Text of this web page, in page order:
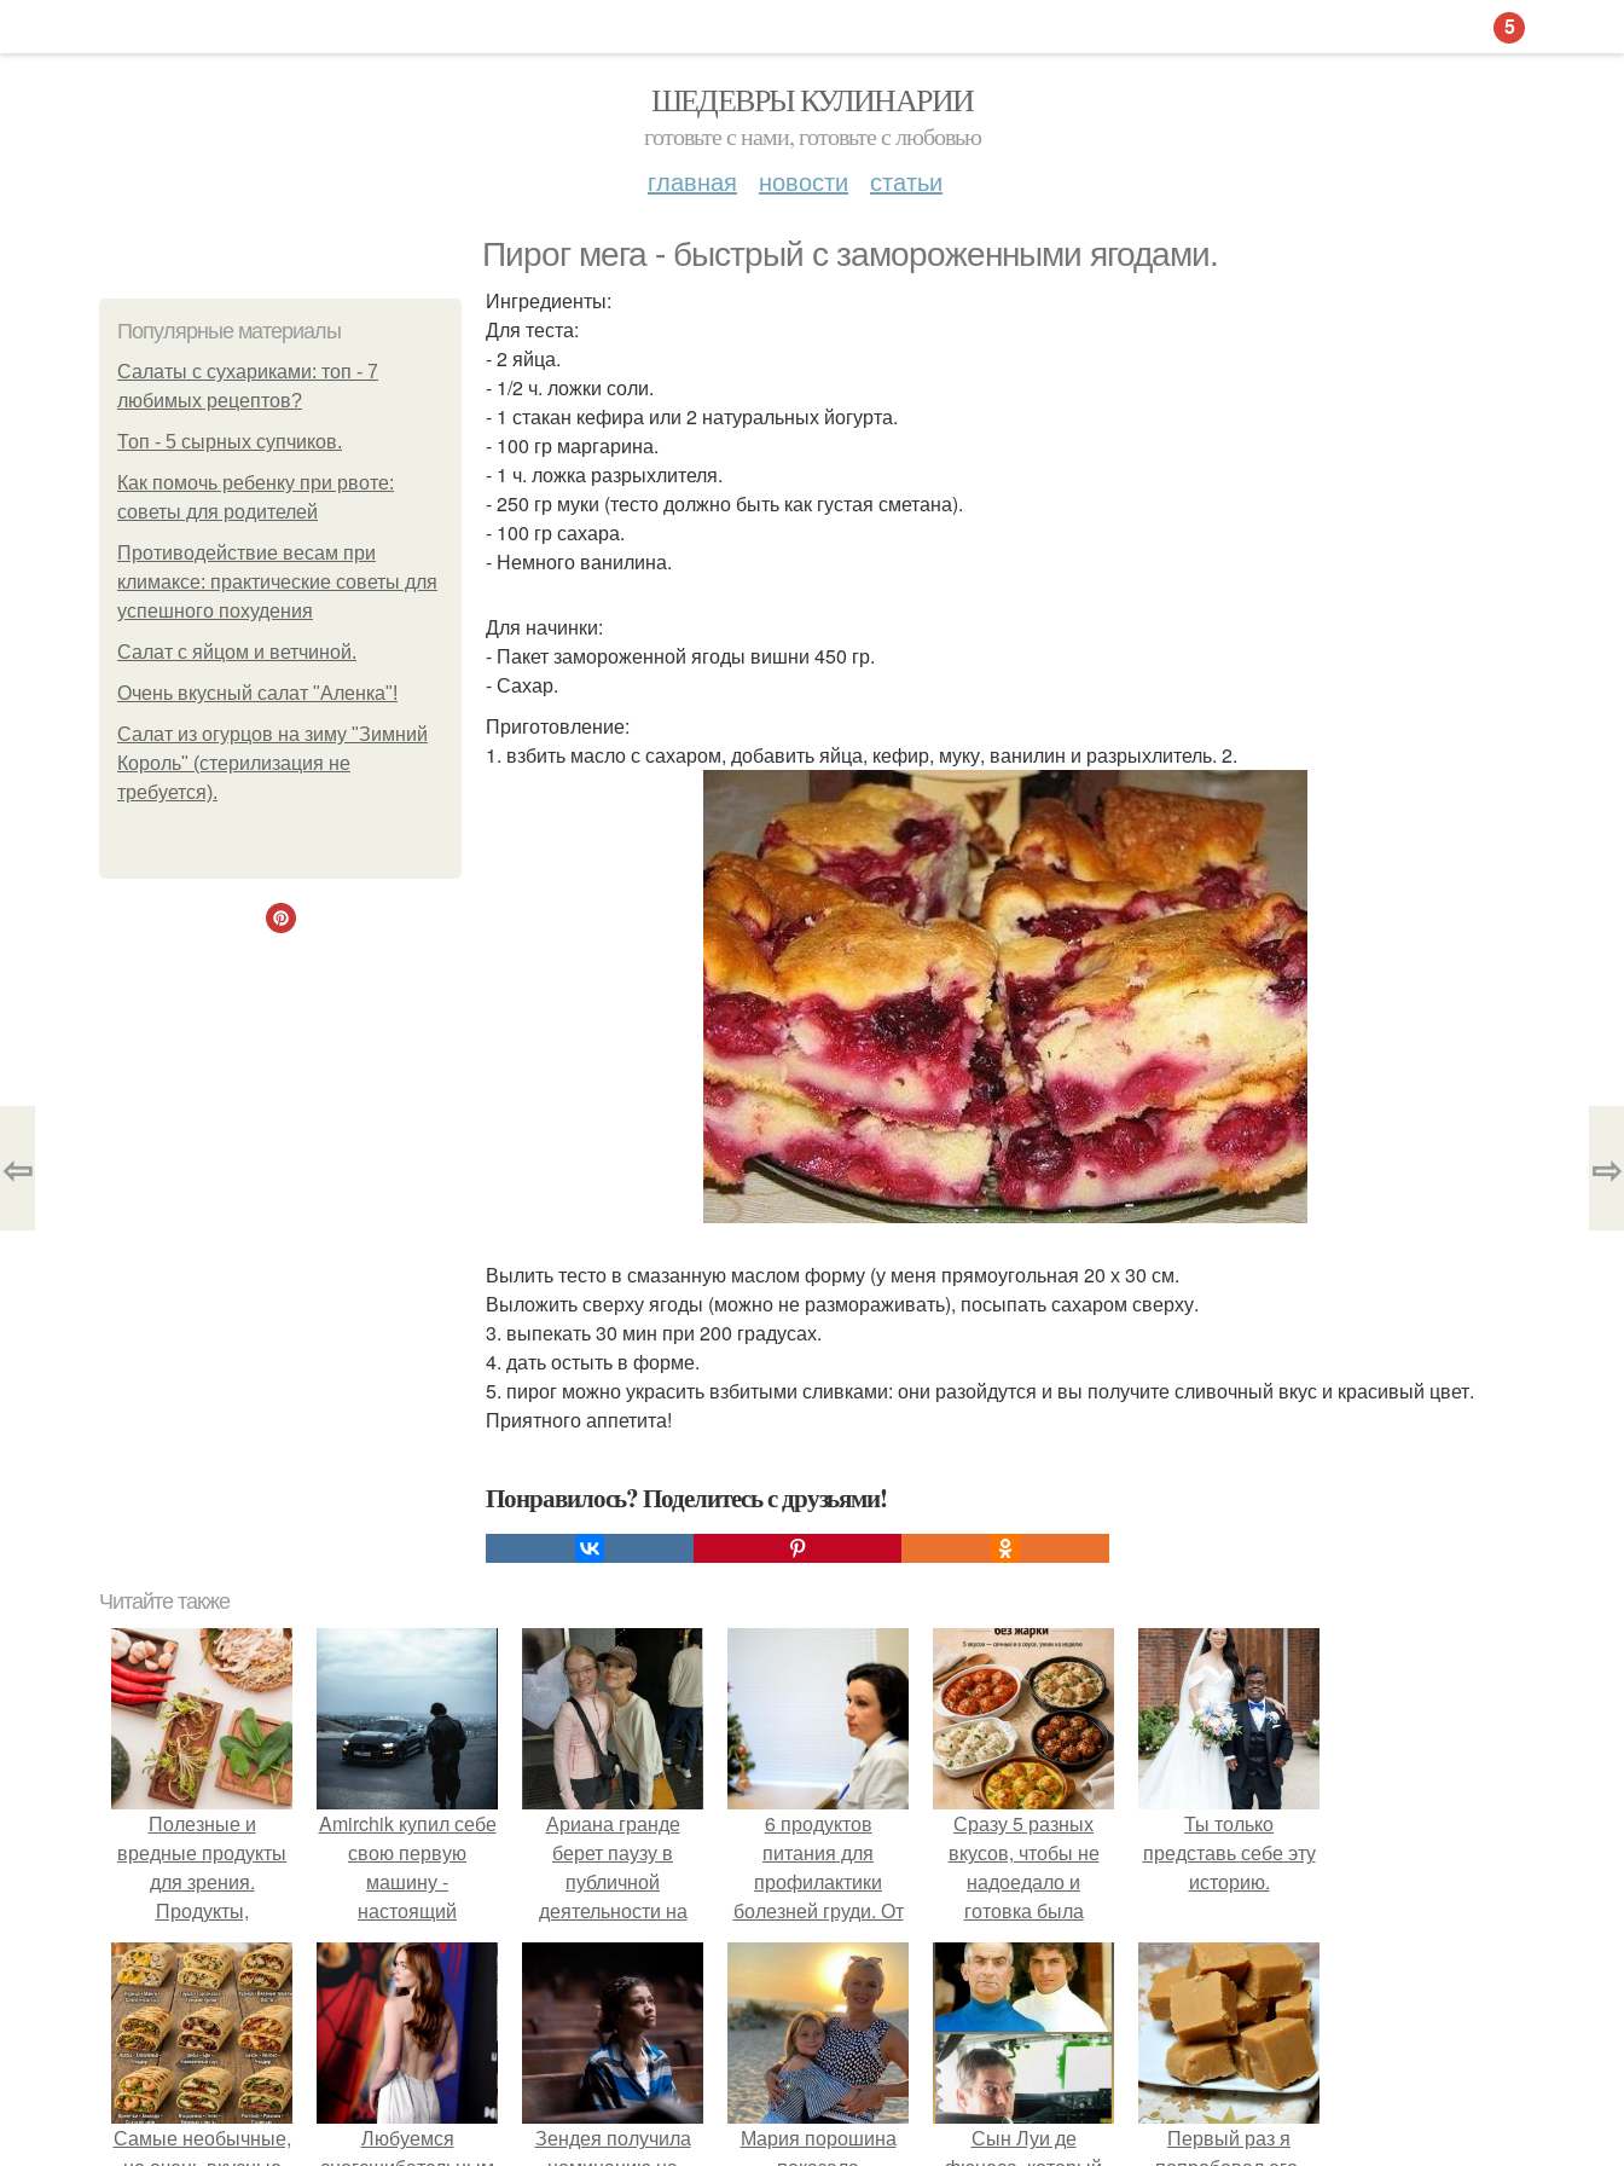
ШЕДЕВРЫ КУЛИНАРИИ
готовьте с нами, готовьте с любовью
главная новости статьи
Пирог мега - быстрый с замороженными ягодами.
Популярные материалы
Салаты с сухариками: топ - 7
любимых рецептов?
Топ - 5 сырных супчиков.
Как помочь ребенку при рвоте:
советы для родителей
Противодействие весам при
климаксе: практические советы для
успешного похудения
Салат с яйцом и ветчиной.
Очень вкусный салат "Аленка"!
Салат из огурцов на зиму "Зимний
Король" (стерилизация не
требуется).
Ингредиенты:
Для теста:
- 2 яйца.
- 1/2 ч. ложки соли.
- 1 стакан кефира или 2 натуральных йогурта.
- 100 гр маргарина.
- 1 ч. ложка разрыхлителя.
- 250 гр муки (тесто должно быть как густая сметана).
- 100 гр сахара.
- Немного ванилина.
Для начинки:
- Пакет замороженной ягоды вишни 450 гр.
- Сахар.
Приготовление:
1. взбить масло с сахаром, добавить яйца, кефир, муку, ванилин и разрыхлитель. 2.
Вылить тесто в смазанную маслом форму (у меня прямоугольная 20 х 30 см.
Выложить сверху ягоды (можно не размораживать), посыпать сахаром сверху.
3. выпекать 30 мин при 200 градусах.
4. дать остыть в форме.
5. пирог можно украсить взбитыми сливками: они разойдутся и вы получите сливочный вкус и красивый цвет.
Приятного аппетита!
Понравилось? Поделитесь с друзьями!
⇦ ⇨
Читайте также
Полезные и
вредные продукты
для зрения.
Продукты,
полезные для
зрения ребенку
Amirchik купил себе
свою первую
машину -
настоящий
автомобиль мечты
для многих
автолюбителей.
Ариана гранде
берет паузу в
публичной
деятельности на
фоне слухов о
своем здоровье.
6 продуктов
питания для
профилактики
болезней груди. От
чего зависит
качество и
количество
грудного молока?
Сразу 5 разных
вкусов, чтобы не
надоедало и
готовка была
проще.
Ты только
представь себе эту
историю.
Самые необычные,
Любуемся
Зендея получила
Мария порошина
Сын Луи де
Первый раз я
5